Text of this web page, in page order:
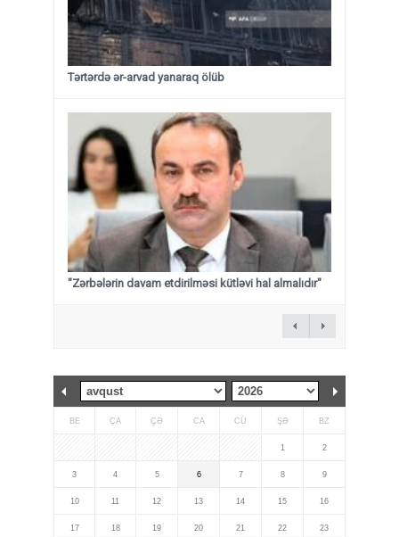
Tərtərdə ər-arvad yanaraq ölüb
"Zərbələrin davam etdirilməsi kütləvi hal almalıdır"
BE ÇA ÇƏ CA CÜ ŞƏ BZ
1 2
3 4 5 6 7 8 9
10 11 12 13 14 15 16
17 18 19 20 21 22 23